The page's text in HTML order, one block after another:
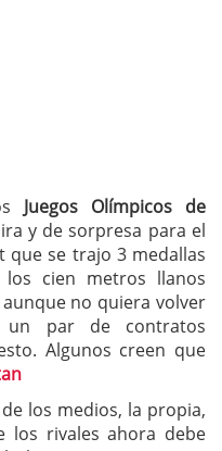
Juegos Olímpicos de
y de sorpresa para el
que se trajo 3 medallas
cien metros llanos
no quiera volver
par de contratos
Algunos creen que
los medios, la propia,
los rivales ahora debe